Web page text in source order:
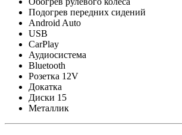
Подогрев передних сидений
Android Auto
USB
CarPlay
Аудиосистема
Bluetooth
Розетка 12V
Докатка
Диски 15
Металлик